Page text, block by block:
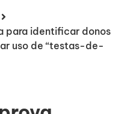
para identificar donos
uso de “testas-de-